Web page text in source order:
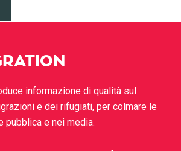
informazione di qualità sul
e dei rifugiati, per colmare le
pubblica e nei media.